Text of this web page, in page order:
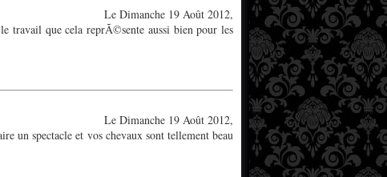
Le Dimanche 19 Août 2012,
travail que cela reprÃ©sente aussi bien pour les
Le Dimanche 19 Août 2012,
un spectacle et vos chevaux sont tellement beau